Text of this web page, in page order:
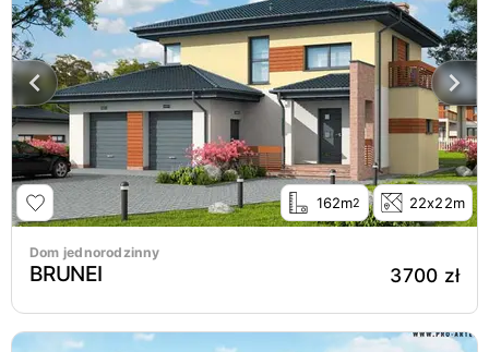
162m2 22x22m
Dom jednorodzinny
BRUNEI 3700 zł